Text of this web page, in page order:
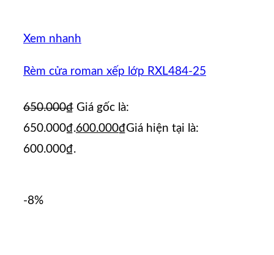
Xem nhanh
Rèm cửa roman xếp lớp RXL484-25
650.000₫ Giá gốc là:
650.000₫.600.000₫Giá hiện tại là:
600.000₫.
-8%